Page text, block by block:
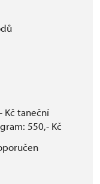
Kč taneční
550,- Kč